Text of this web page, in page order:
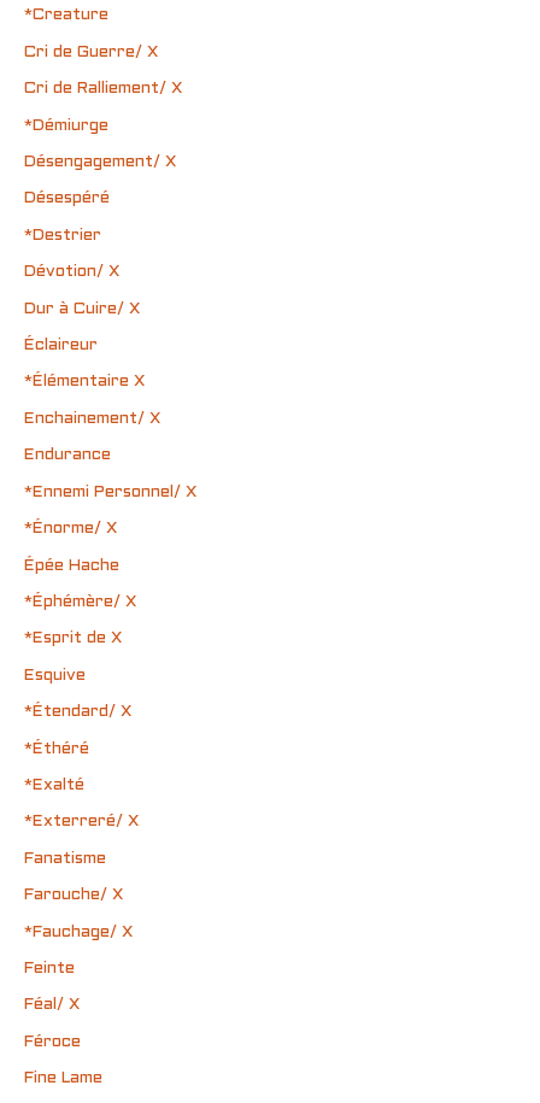
*Creature
Cri de Guerre/ X
Cri de Ralliement/ X
*Démiurge
Désengagement/ X
Désespéré
*Destrier
Dévotion/ X
Dur à Cuire/ X
Éclaireur
*Élémentaire X
Enchainement/ X
Endurance
*Ennemi Personnel/ X
*Énorme/ X
Épée Hache
*Éphémère/ X
*Esprit de X
Esquive
*Étendard/ X
*Éthéré
*Exalté
*Exterreré/ X
Fanatisme
Farouche/ X
*Fauchage/ X
Feinte
Féal/ X
Féroce
Fine Lame